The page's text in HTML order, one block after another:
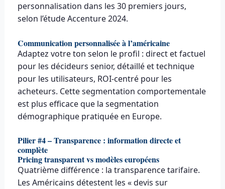
personnalisation dans les 30 premiers jours,
selon l’étude Accenture 2024.
Communication personnalisée à l’américaine
Adaptez votre ton selon le profil : direct et factuel
pour les décideurs senior, détaillé et technique
pour les utilisateurs, ROI-centré pour les
acheteurs. Cette segmentation comportementale
est plus efficace que la segmentation
démographique pratiquée en Europe.
Pilier #4 – Transparence : information directe et
complète
Pricing transparent vs modèles européens
Quatrième différence : la transparence tarifaire.
Les Américains détestent les « devis sur